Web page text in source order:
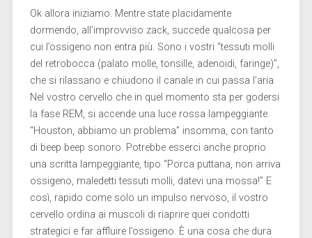
Ok allora iniziamo. Mentre state placidamente
dormendo, all’improvviso zack, succede qualcosa per
cui l’ossigeno non entra più. Sono i vostri “tessuti molli
del retrobocca (palato molle, tonsille, adenoidi, faringe)”,
che si rilassano e chiudono il canale in cui passa l’aria.
Nel vostro cervello che in quel momento sta per godersi
la fase REM, si accende una luce rossa lampeggiante.
“Houston, abbiamo un problema” insomma, con tanto
di beep beep sonoro. Potrebbe esserci anche proprio
una scritta lampeggiante, tipo “Porca puttana, non arriva
ossigeno, maledetti tessuti molli, datevi una mossa!” E
così, rapido come solo un impulso nervoso, il vostro
cervello ordina ai muscoli di riaprire quei condotti
strategici e far affluire l’ossigeno. È una cosa che dura